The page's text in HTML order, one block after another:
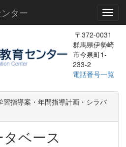
ター
〒372-0031
群馬県伊勢崎
市今泉町1-
233-2
電話番号一覧
指導案・年間指導計画・シラバ
ベース